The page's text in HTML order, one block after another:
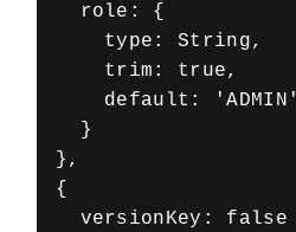
role: {
type: String,
trim: true,
default: 'ADMIN'
}
},
{
versionKey: false